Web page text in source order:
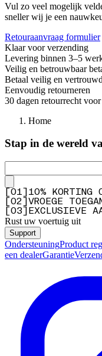
Vul zo veel mogelijk
sneller wij je een
Retouraanvraag formulier
Klaar voor verzending
Levering binnen 3–5
Veilig en betrouwbaar
Betaal veilig en
Eenvoudig retourneren
30 dagen retourrecht
Home
Stap in de wereld
01
10% KORTING
02
VROEGE
03 EXCLUSIEVE
Rust uw voertuig uit
Support
OndersteuningProduct
een dealerGarantie